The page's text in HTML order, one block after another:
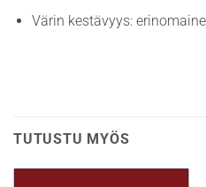
Värin kestävyys:
TUTUSTU MYÖS